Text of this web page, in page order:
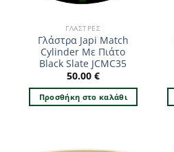
ΓΛΆΣΤΡΕΣ
Γλάστρα Japi Match
Cylinder Με Πιάτο
Black Slate JCMC35
50.00 €
Προσθήκη στο καλάθι